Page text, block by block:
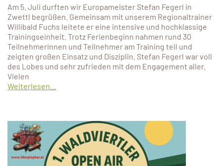
Am 5. Juli durften wir Europameister Stefan Fegerl in
Zwettl begrüßen. Gemeinsam mit unserem Regionaltrainer
Willibald Fuchs leitete er eine intensive und hochklassige
Trainingseinheit. Trotz Ferienbeginn nahmen rund 30
Teilnehmerinnen und Teilnehmer am Training teil und
zeigten großen Einsatz und Disziplin. Stefan Fegerl war voll
des Lobes und sehr zufrieden mit dem Engagement aller.
Vielen
Weiterlesen...